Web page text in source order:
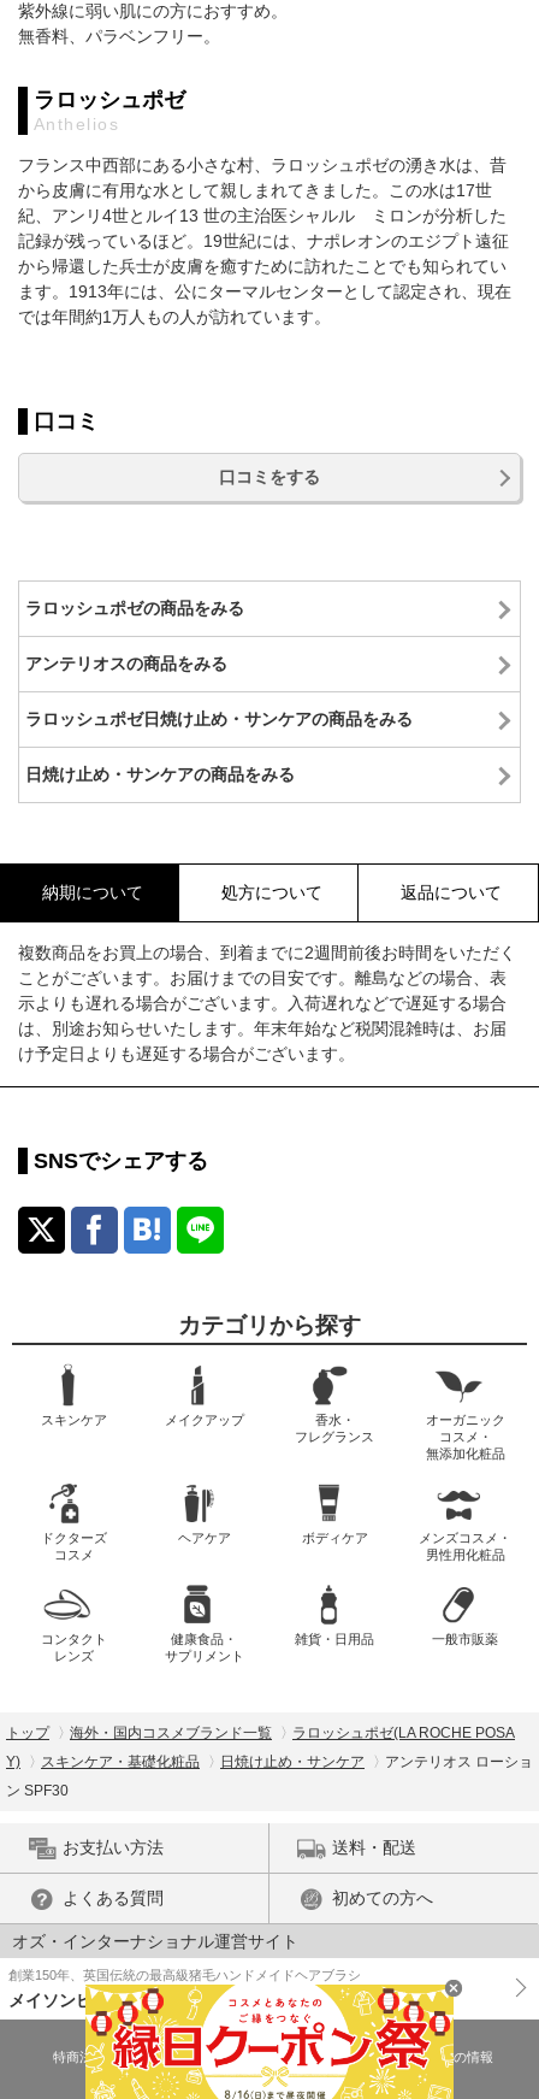
紫外線に弱い肌にの方におすすめ。
無香料、パラベンフリー。
ラロッシュポゼ
Anthelios
フランス中西部にある小さな村、ラロッシュポゼの湧き水は、昔
から皮膚に有用な水として親しまれてきました。この水は17世
紀、アンリ4世とルイ13 世の主治医シャルル ミロンが分析した
記録が残っているほど。19世紀には、ナポレオンのエジプト遠征
から帰還した兵士が皮膚を癒すために訪れたことでも知られてい
ます。1913年には、公にターマルセンターとして認定され、現在
では年間約1万人もの人が訪れています。
口コミ
口コミをする
ラロッシュポゼの商品をみる
アンテリオスの商品をみる
ラロッシュポゼ日焼け止め・サンケアの商品をみる
日焼け止め・サンケアの商品をみる
納期について 処方について 返品について
複数商品をお買上の場合、到着までに2週間前後お時間をいただく
ことがございます。お届けまでの目安です。離島などの場合、表
示よりも遅れる場合がございます。入荷遅れなどで遅延する場合
は、別途お知らせいたします。年末年始など税関混雑時は、お届
け予定日よりも遅延する場合がございます。
SNSでシェアする
カテゴリから探す
スキンケア メイクアップ
香水・
フレグランス
オーガニック
コスメ・
無添加化粧品
ドクターズ
コスメ
ヘアケア ボディケア
メンズコスメ・
男性用化粧品
コンタクト
レンズ
健康食品・
サプリメント
雑貨・日用品 一般市販薬
トップ 海外・国内コスメブランド一覧
ラロッシュポゼ(LA ROCHE POSA
Y)
スキンケア・基礎化粧品 日焼け止め・サンケア
アンテリオス ローショ
ン SPF30
お支払い方法 送料・配送
よくある質問 初めての方へ
オズ・インターナショナル運営サイト
創業150年、英国伝統の最高級猪毛ハンドメイドヘアブラシ
メイソンピアソン
特商法に基づく表示 プライバシーポリシー
医薬品販売許可証の情報
ご利用規約
PC版で表示